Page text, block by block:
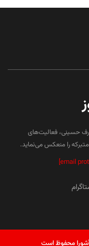
حسینی، فعالیت‌های
را منعکس می‌نماید.